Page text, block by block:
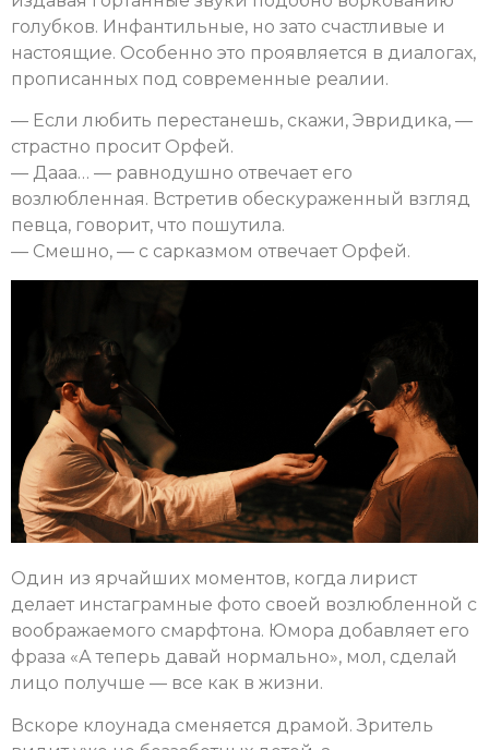
голубков. Инфантильные, но зато счастливые и
настоящие. Особенно это проявляется в диалогах,
прописанных под современные реалии.
— Если любить перестанешь, скажи, Эвридика, —
страстно просит Орфей.
— Дааа… — равнодушно отвечает его
возлюбленная. Встретив обескураженный взгляд
певца, говорит, что пошутила.
— Смешно, — с сарказмом отвечает Орфей.
Один из ярчайших моментов, когда лирист
делает инстаграмные фото своей возлюбленной с
воображаемого смарфтона. Юмора добавляет его
фраза «А теперь давай нормально», мол, сделай
лицо получше — все как в жизни.
Вскоре клоунада сменяется драмой. Зритель